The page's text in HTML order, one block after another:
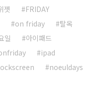
젯
FRIDAY
on friday
탈옥
일
아이패드
ipad
noeuldays